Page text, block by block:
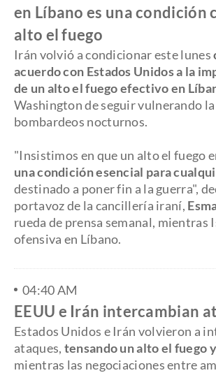
en Líbano es una condición
alto el fuego
Irán volvió a condicionar este lunes
acuerdo con Estados Unidos a la
de un alto el fuego efectivo en
Washington de seguir vulnerando
bombardeos nocturnos.
"Insistimos en que un alto el fuego
una condición esencial para
destinado a poner fin a la guerra",
portavoz de la cancillería iraní,
rueda de prensa semanal, mientras
ofensiva en Líbano.
04:40 AM
EEUU e Irán intercambian
Estados Unidos e Irán volvieron a
ataques, tensando un alto el fuego
mientras las negociaciones entre